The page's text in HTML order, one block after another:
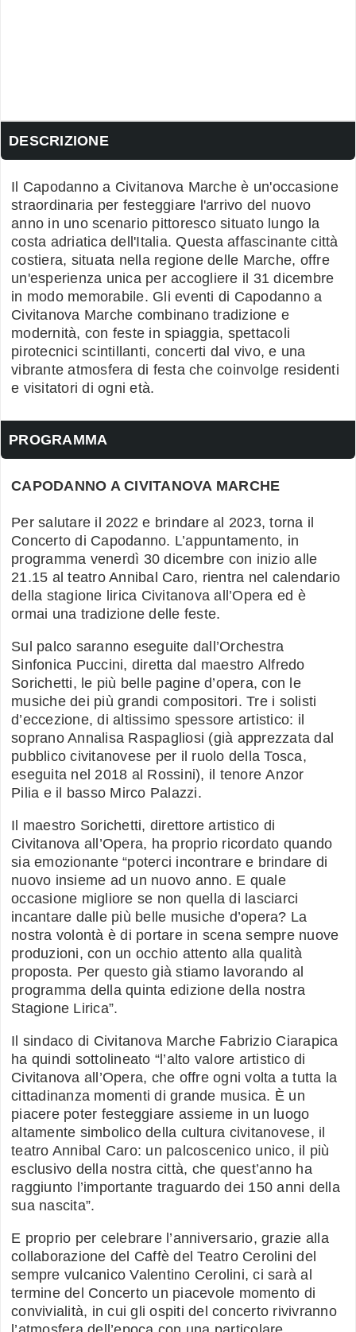
DESCRIZIONE
Il Capodanno a Civitanova Marche è un'occasione
straordinaria per festeggiare l'arrivo del nuovo
anno in uno scenario pittoresco situato lungo la
costa adriatica dell'Italia. Questa affascinante città
costiera, situata nella regione delle Marche, offre
un'esperienza unica per accogliere il 31 dicembre
in modo memorabile. Gli eventi di Capodanno a
Civitanova Marche combinano tradizione e
modernità, con feste in spiaggia, spettacoli
pirotecnici scintillanti, concerti dal vivo, e una
vibrante atmosfera di festa che coinvolge residenti
e visitatori di ogni età.
PROGRAMMA
CAPODANNO A CIVITANOVA MARCHE
Per salutare il 2022 e brindare al 2023, torna il
Concerto di Capodanno. L’appuntamento, in
programma venerdì 30 dicembre con inizio alle
21.15 al teatro Annibal Caro, rientra nel calendario
della stagione lirica Civitanova all’Opera ed è
ormai una tradizione delle feste.
Sul palco saranno eseguite dall’Orchestra
Sinfonica Puccini, diretta dal maestro Alfredo
Sorichetti, le più belle pagine d’opera, con le
musiche dei più grandi compositori. Tre i solisti
d’eccezione, di altissimo spessore artistico: il
soprano Annalisa Raspagliosi (già apprezzata dal
pubblico civitanovese per il ruolo della Tosca,
eseguita nel 2018 al Rossini), il tenore Anzor
Pilia e il basso Mirco Palazzi.
Il maestro Sorichetti, direttore artistico di
Civitanova all’Opera, ha proprio ricordato quando
sia emozionante “poterci incontrare e brindare di
nuovo insieme ad un nuovo anno. E quale
occasione migliore se non quella di lasciarci
incantare dalle più belle musiche d’opera? La
nostra volontà è di portare in scena sempre nuove
produzioni, con un occhio attento alla qualità
proposta. Per questo già stiamo lavorando al
programma della quinta edizione della nostra
Stagione Lirica”.
Il sindaco di Civitanova Marche Fabrizio Ciarapica
ha quindi sottolineato “l’alto valore artistico di
Civitanova all’Opera, che offre ogni volta a tutta la
cittadinanza momenti di grande musica. È un
piacere poter festeggiare assieme in un luogo
altamente simbolico della cultura civitanovese, il
teatro Annibal Caro: un palcoscenico unico, il più
esclusivo della nostra città, che quest’anno ha
raggiunto l’importante traguardo dei 150 anni della
sua nascita”.
E proprio per celebrare l’anniversario, grazie alla
collaborazione del Caffè del Teatro Cerolini del
sempre vulcanico Valentino Cerolini, ci sarà al
termine del Concerto un piacevole momento di
convivialità, in cui gli ospiti del concerto rivivranno